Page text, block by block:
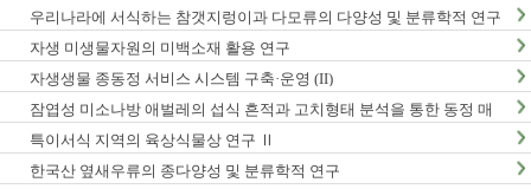
우리나라에 서식하는 참갯지렁이과 다모류의 다양성 및 분류학적 연구
(I)
자생 미생물자원의 미백소재 활용 연구
자생생물 종동정 서비스 시스템 구축·운영 (II)
잠엽성 미소나방 애벌레의 섭식 흔적과 고치형태 분석을 통한 동정 매
뉴얼 개발 및 생활사 연구
특이서식 지역의 육상식물상 연구 Ⅱ
한국산 옆새우류의 종다양성 및 분류학적 연구